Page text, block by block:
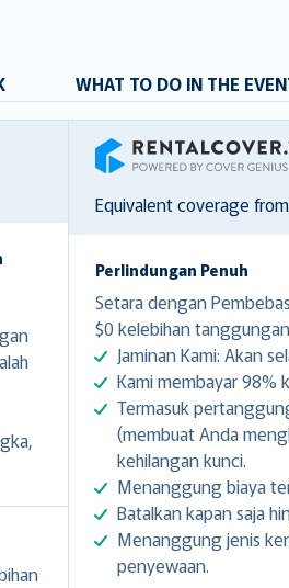
WHAT TO DO IN THE
RentalCover
Equivalent coverage
Perlindungan Penuh
Setara dengan
$0 kelebihan
Jaminan Kami: Akan
Kami membayar 98%
Termasuk
(membuat Anda
kehilangan kunci.
Menanggung biaya
Batalkan kapan saja
Menanggung jenis
penyewaan.